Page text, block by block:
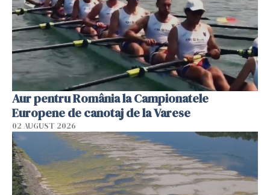
Aur pentru România la Campionatele
Europene de canotaj de la Varese
02 AUGUST 2026